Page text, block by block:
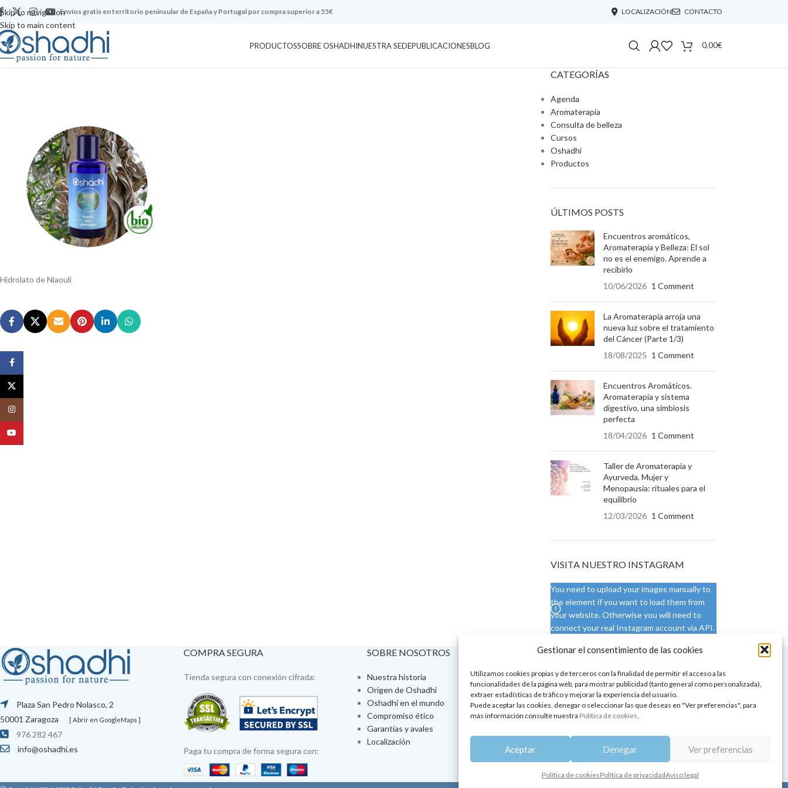
Gestionar el consentimiento de las cookies
Utilizamos cookies propias y de terceros con la finalidad de permitir el acceso a las
funcionalidades de la página web, para mostrar publicidad (tanto general como personalizada),
extraer estadísticas de tráfico y mejorar la experiencia del usuario.
Puede aceptar las cookies, denegar o seleccionar las que deseas en "Ver preferencias", para
más información consulte nuestra Política de cookies.
Aceptar Denegar Ver preferencias
Política de cookiesPolítica de privacidadAviso legal
Skip to navigation
Skip to main content
Envíos gratis en territorio peninsular de España y Portugal por compra superior a 55€ LOCALIZACIÓN CONTACTO
PRODUCTOSSOBRE OSHADHINUESTRA SEDEPUBLICACIONESBLOG 0,00€
Hidrolato de Niaouli
CATEGORÍAS
Agenda
Aromaterapia
Consulta de belleza
Cursos
Oshadhi
Productos
ÚLTIMOS POSTS
Encuentros aromáticos,
Aromaterapia y Belleza: El sol
no es el enemigo. Aprende a
recibirlo
10/06/2026 1 Comment
La Aromaterapia arroja una
nueva luz sobre el tratamiento
del Cáncer (Parte 1/3)
18/08/2025 1 Comment
Encuentros Aromáticos.
Aromaterapia y sistema
digestivo, una simbiosis
perfecta
18/04/2026 1 Comment
Taller de Aromaterapia y
Ayurveda. Mujer y
Menopausia: rituales para el
equilibrio
12/03/2026 1 Comment
VISITA NUESTRO INSTAGRAM
You need to upload your images manually to
the element if you want to load them from
your website. Otherwise you will need to
connect your real Instagram account via API.
Plaza San Pedro Nolasco, 2
50001 Zaragoza
[ Abrir en GoogleMaps ]
976 282 467
info@oshadhi.es
COMPRA SEGURA
Tienda segura con conexión cifrada:
Paga tu compra de forma segura con:
SOBRE NOSOTROS
Nuestra historia
Origen de Oshadhi
Oshadhi en el mundo
Compromiso ético
Garantías y avales
Localización
VISÍTA NUESTRA SEDE
Tienda física
Talleres de aromaterapia
Tratamientos de belleza
Ayurveda
Aromaterapia y bienestar
CONDICIONES DE USO
Condiciones generales
Cambios y devoluciones
Formas de pago
Formas de envío